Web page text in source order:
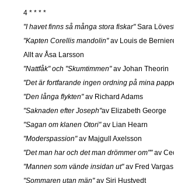
4 * * * *
"I havet finns så många stora fiskar"Sara
"Kapten Corellis mandolin"av Louis de
Allt av Åsa Larsson
"Nattfåk" och "Skumtimmen"av Johan Theorin
"Det är fortfarande ingen ordning på mina
"Den långa flykten"av Richard Adams
"Saknaden efter Joseph"av Elizabeth George
"Sagan om klanen Otori"av Lian Hearn
"Moderspassion"av Majgull Axelsson
"Det man har och det man drömmer om""av
"Mannen som vände insidan ut"av Fred Vargas
"Sommaren utan män"av Siri Hustvedt